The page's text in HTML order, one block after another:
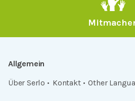
Allgemein
Über Serlo
Kontakt Other